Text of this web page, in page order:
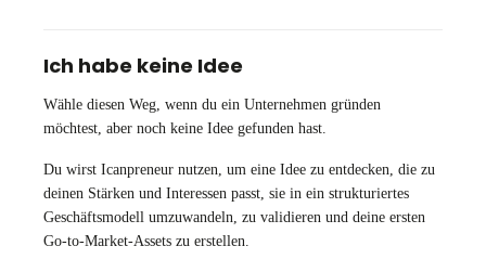
Ich habe keine Idee
Wähle diesen Weg, wenn du ein Unternehmen gründen
möchtest, aber noch keine Idee gefunden hast.
Du wirst Icanpreneur nutzen, um eine Idee zu entdecken, die zu
deinen Stärken und Interessen passt, sie in ein strukturiertes
Geschäftsmodell umzuwandeln, zu validieren und deine ersten
Go-to-Market-Assets zu erstellen.